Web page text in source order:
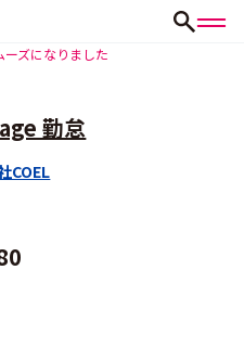
ズになりました
勤怠
COEL